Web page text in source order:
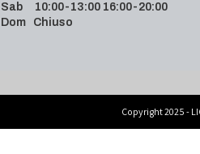
Sab 10:00-13:00 16:00-20:00
Dom Chiuso
Copyright 2025 -